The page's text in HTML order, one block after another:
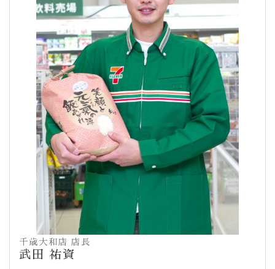
千歳大和店 店長
武田 祐資